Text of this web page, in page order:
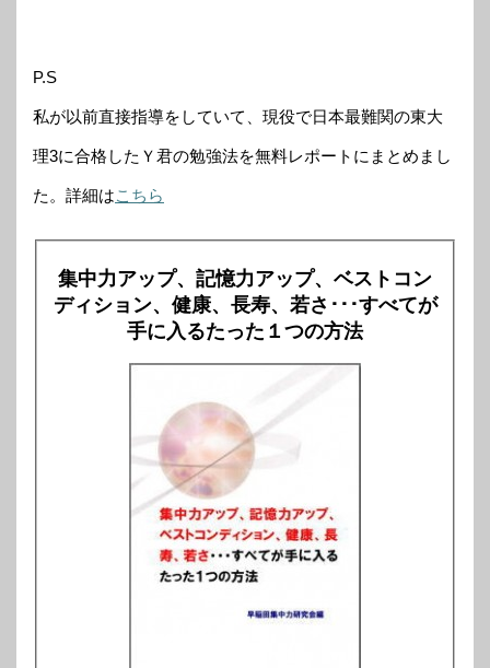
P.S
私が以前直接指導をしていて、現役で日本最難関の東大
理3に合格したＹ君の勉強法を無料レポートにまとめまし
た。詳細はこちら
集中力アップ、記憶力アップ、ベストコン
ディション、健康、長寿、若さ･･･すべてが
手に入るたった１つの方法